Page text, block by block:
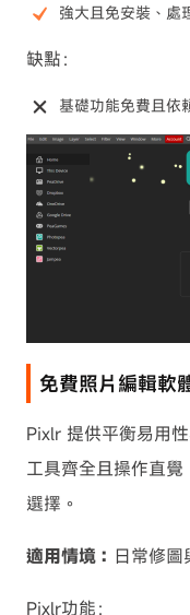
強大且免安裝、處
缺點：
基礎功能免費且依
免費照片編輯軟
Pixlr 提供平衡易用
工具齊全且操作直
選擇。
適用情境： 日常修圖
Pixlr功能：